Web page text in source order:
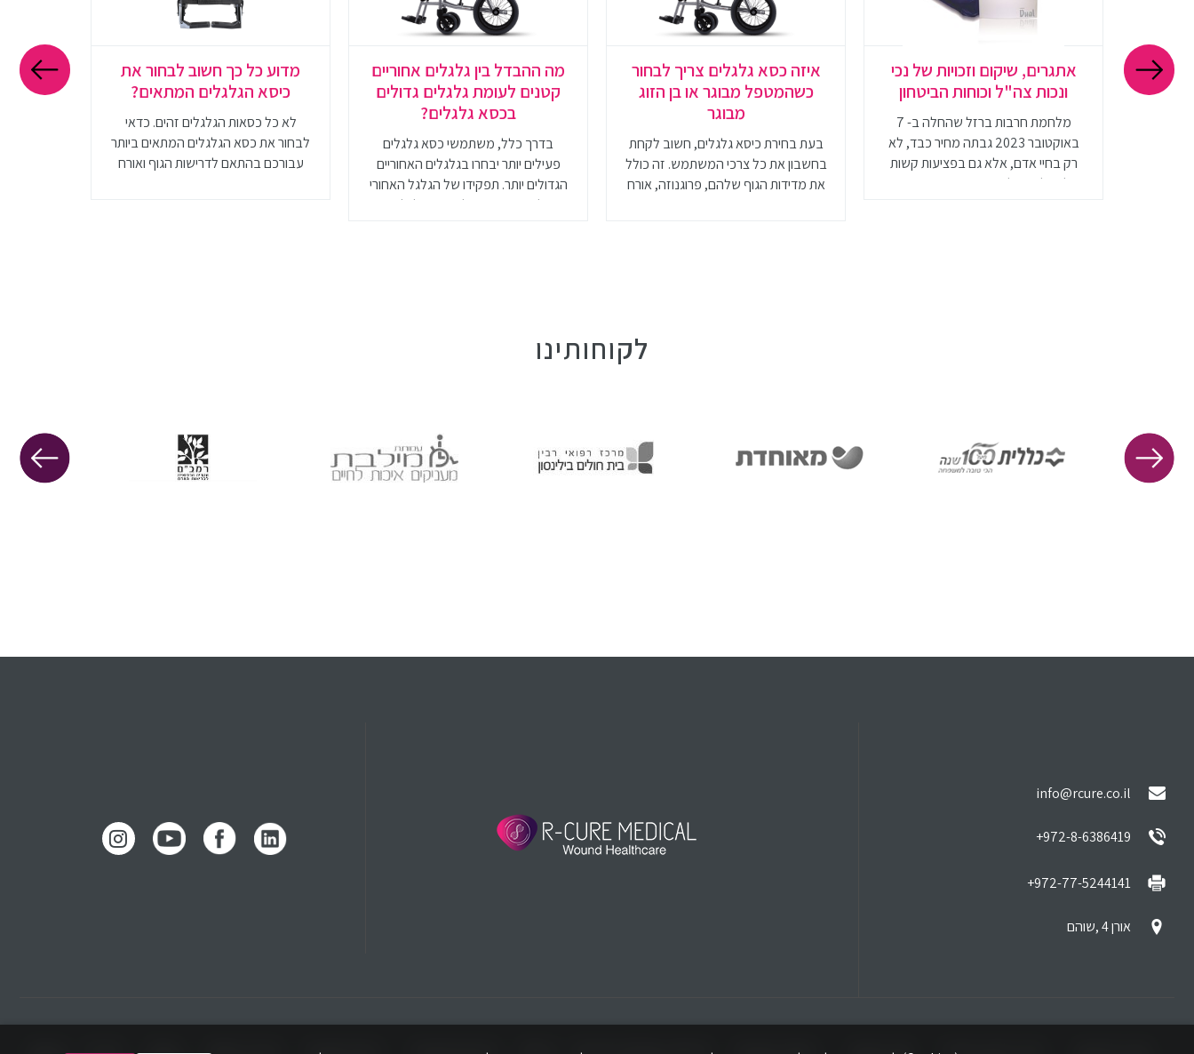
אתגרים, שיקום וזכויות של נכי
ונכות צה"ל וכוחות הביטחון
מלחמת חרבות ברזל שהחלה ב- 7
באוקטובר 2023 גבתה מחיר כבד, לא
רק בחיי אדם, אלא גם בפציעות קשות
של חיילי צה"ל ואנשי כוחות הבטחון. בין
איזה כסא גלגלים צריך לבחור
כשהמטפל מבוגר או בן הזוג
מבוגר
בעת בחירת כיסא גלגלים, חשוב לקחת
בחשבון את כל צרכי המשתמש. זה כולל
את מדידות הגוף שלהם, פרוגנוזה, אורח
מה ההבדל בין גלגלים אחוריים
קטנים לעומת גלגלים גדולים
בכסא גלגלים?
בדרך כלל, משתמשי כסא גלגלים
פעילים יותר יבחרו בגלגלים האחוריים
הגדולים יותר. תפקידו של הגלגל האחורי
הוא לאפשר יציבות לכיסא הגלגלים וגם
מדוע כל כך חשוב לבחור את
כיסא הגלגלים המתאים?
לא כל כסאות הגלגלים זהים. כדאי
לבחור את כסא הגלגלים המתאים ביותר
עבורכם בהתאם לדרישות הגוף ואורח
מזרון
לקוחותינו
info@rcure.co.il
972-8-6386419+
972-77-5244141+
אורן 4 ,שוהם
מידע לזכאי משרד סוגי פצעים טיפול בפצעים חבישות טיפוליות לפצעים מזרנים למניעת כריות למניעת אביזרי שיקום טיפול קריירה כסאות